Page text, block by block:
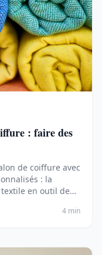
: faire des
de coiffure avec
: la
en outil de
4 min